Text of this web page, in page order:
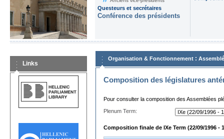
Questeurs et secrétaires
Conférence des présidents
Links
Organisation & Fonctionnement :
Composition des législatures
Pour consulter la composition des Assemblées
Plenum Term:
Composition finale de IXe Term (22/09/1996 -